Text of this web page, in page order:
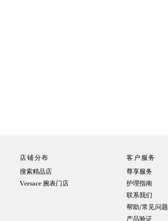
店铺分布
搜索精品店
Versace 腕表门店
客户服务
尊享服务
护理指南
联系我们
帮助/常见问题
产品验证